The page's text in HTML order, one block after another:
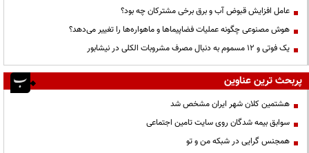
عامل افزایش قبوض آب و برق برخی مشترکان چه بود؟
هوش مصنوعی چگونه عملیات فضاپیماها و ماهواره‌ها را تغییر می‌دهد؟
یک فوتی و ۱۲ مسموم به دنبال مصرف مشروبات الکلی در نیشابور
پربحث ترین عناوین
هشتمین کلان شهر ایران مشخص شد
سوابق بیمه شدگان روی سایت تامین اجتماعی
همجنس گرایی در شبکه من و تو